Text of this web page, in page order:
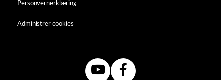
Personvernerklæring
Administrer cookies